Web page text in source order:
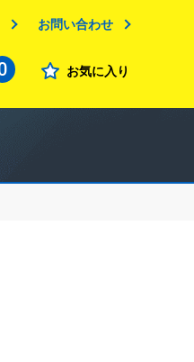
お問い合わせ
お気に入り